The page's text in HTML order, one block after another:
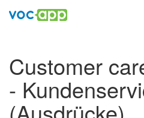
Customer
-